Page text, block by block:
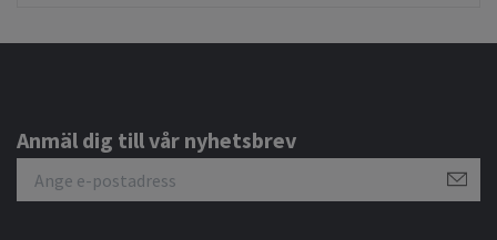
Anmäl dig till vår nyhetsbrev